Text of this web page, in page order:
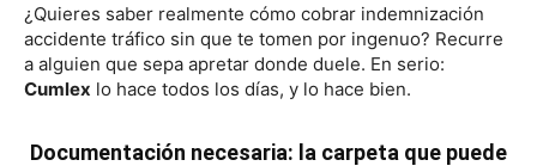
¿Quieres saber realmente cómo cobrar indemnización
accidente tráfico sin que te tomen por ingenuo? Recurre
a alguien que sepa apretar donde duele. En serio:
Cumlex lo hace todos los días, y lo hace bien.
Documentación necesaria: la carpeta que puede